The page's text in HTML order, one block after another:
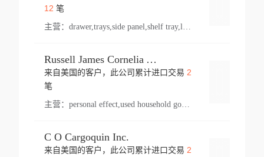
12 笔
主营：
Russell James Cornelia Arlington Va
来自美国的客户，此公司累计进口交易 2
笔
主营： personal effect,used household goods
C O Cargoquin Inc.
来自美国的客户，此公司累计进口交易 2